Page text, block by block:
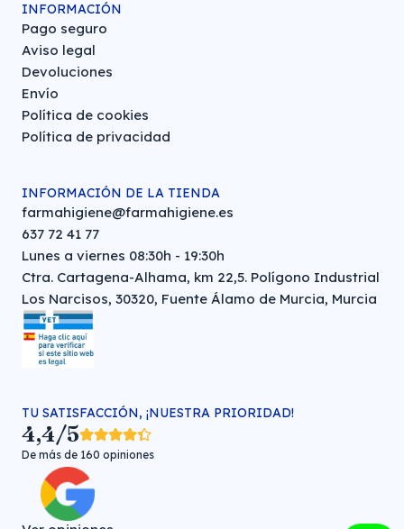
INFORMACIÓN
Pago seguro
Aviso legal
Devoluciones
Envío
Política de cookies
Política de privacidad
INFORMACIÓN DE LA TIENDA
farmahigiene@farmahigiene.es
637 72 41 77
Lunes a viernes 08:30h - 19:30h
Ctra. Cartagena-Alhama, km 22,5. Polígono Industrial
Los Narcisos, 30320, Fuente Álamo de Murcia, Murcia
TU SATISFACCIÓN, ¡NUESTRA PRIORIDAD!
4,4/5
De más de 160 opiniones